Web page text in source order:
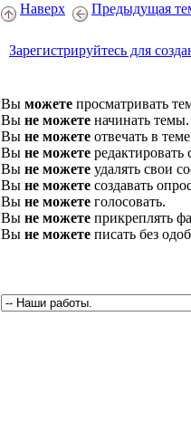
Наверх Предыдущая
Зарегистрируйтесь для
Вы можете просматривать
Вы не можете начинать темы.
Вы не можете отвечать в
Вы не можете
Вы не можете удалять свои
Вы не можете создавать
Вы не можете голосовать.
Вы не можете прикреплять
Вы не можете писать без